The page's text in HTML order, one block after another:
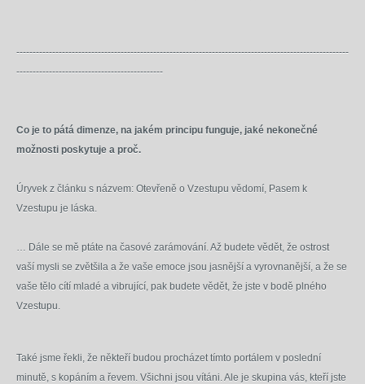
------------------------------------------------------------------------------------------------------
---------------------------------------------
Co je to pátá dimenze, na jakém principu funguje, jaké nekonečné
možnosti poskytuje a proč.
Úryvek z článku s názvem: Otevřeně o Vzestupu vědomí, Pasem k
Vzestupu je láska.
… Dále se mě ptáte na časové zarámování. Až budete vědět, že ostrost
vaší mysli se zvětšila a že vaše emoce jsou jasnější a vyrovnanější, a že se
vaše tělo cítí mladé a vibrující, pak budete vědět, že jste v bodě plného
Vzestupu.
Také jsme řekli, že někteří budou procházet tímto portálem v poslední
minutě, s kopáním a řevem. Všichni jsou vítáni. Ale je skupina vás, kteří jste